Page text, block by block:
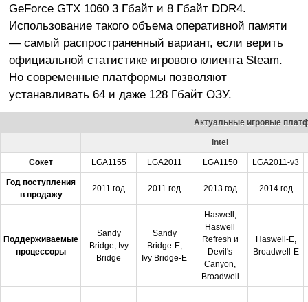
GeForce GTX 1060 3 Гбайт и 8 Гбайт DDR4.
Использование такого объема оперативной памяти
— самый распространенный вариант, если верить
официальной статистике игрового клиента Steam.
Но современные платформы позволяют
устанавливать 64 и даже 128 Гбайт ОЗУ.
Актуальные игровые
Intel
Сокет LGA1155 LGA2011 LGA1150 LGA2011-v3
Год поступления
в продажу
2011 год 2011 год 2013 год 2014 год
Поддерживаемые
процессоры
Sandy
Bridge, Ivy
Bridge
Sandy
Bridge-E,
Ivy Bridge-E
Haswell,
Haswell
Refresh и
Devil's
Canyon,
Broadwell
Haswell-E,
Broadwell-E